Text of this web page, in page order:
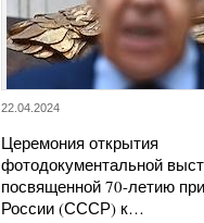
22.04.2024
Церемония открытия
фотодокументальной
посвященной 70-летию
России (СССР) к…